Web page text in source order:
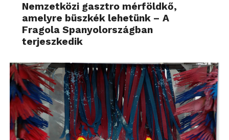
Nemzetközi gasztro mérföldkő,
amelyre büszkék lehetünk – A
Fragola Spanyolországban
terjeszkedik